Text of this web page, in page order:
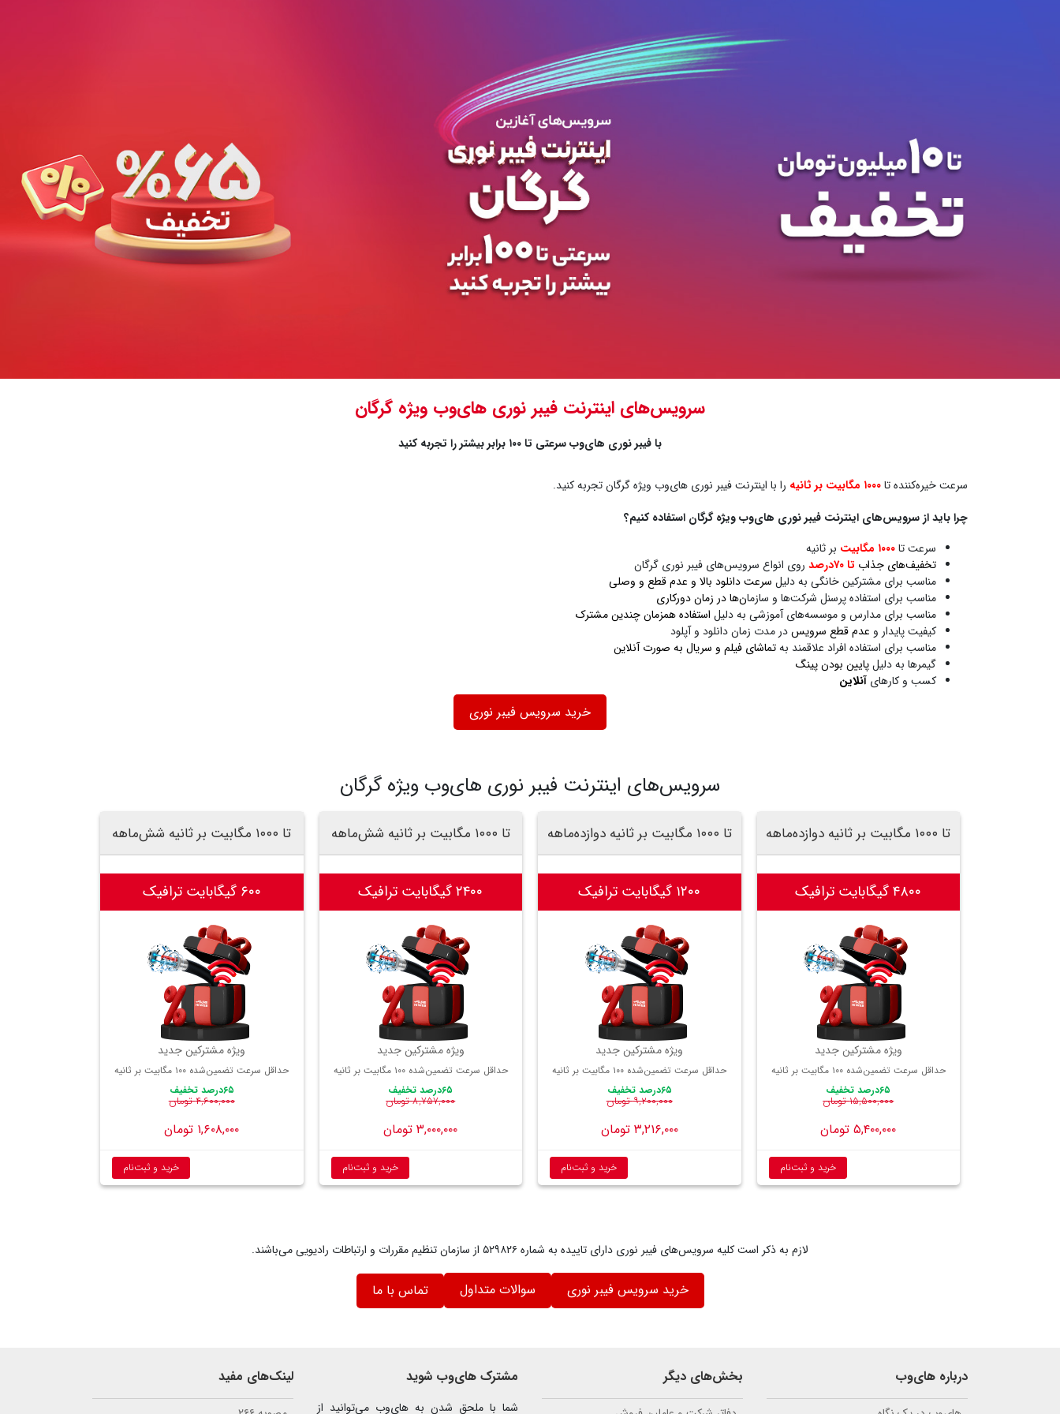
سرویس‌های اینترنت فیبر نوری های‌وب ویژه گرگان
با فیبر نوری های‌وب سرعتی تا ۱۰۰ برابر بیشتر را تجربه کنید
سرعت خیره‌کننده تا۱۰۰۰ مگابیت بر ثانیه
را با اینترنت فیبر نوری های‌وب ویژه گرگان تجربه کنید.
چرا باید از سرویس‌های اینترنت فیبر نوری های‌وب ویژه گرگان استفاده کنیم؟
سرعت تا۱۰۰۰ مگابیت
بر ثانیه
تخفیف‌های جذاب تا ۷۰درصد
روی انواع سرویس‌های فیبر نوری گرگان
مناسب برای مشترکین خانگی به دلیل سرعت دانلود بالا و عدم قطع و وصلی
مناسب برای استفاده پرسنل شرکت‌ها و سازمان‌ها در زمان دورکاری
مناسب برای مدارس و موسسه‌های آموزشی به دلیل استفاده همزمان چندین مشترک
کیفیت پایدار و عدم قطع سرویسدر مدت زمان دانلود و آپلود
مناسب برای استفاده افراد علاقمند بهتماشای فیلم و سریال به صورت آنلاین
گیمرها به دلیلپایین بودن پینگ
کسب و کارهای آنلاین
خرید سرویس فیبر نوری
سرویس‌های اینترنت فیبر نوری های‌وب ویژه گرگان
تا ۱۰۰۰ مگابیت بر ثانیه دوازده‌ماهه
۴۸۰۰ گیگابایت ترافیک
ویژه مشترکین جدید
حداقل سرعت تضمین‌شده ۱۰۰ مگابیت بر ثانیه
۶۵درصد تخفیف
۱۵,۵۰۰,۰۰۰ تومان
۵,۴۰۰,۰۰۰ تومان
خرید و ثبت‌نام
تا ۱۰۰۰ مگابیت بر ثانیه دوازده‌ماهه
۱۲۰۰ گیگابایت ترافیک
ویژه مشترکین جدید
حداقل سرعت تضمین‌شده ۱۰۰ مگابیت بر ثانیه
۶۵درصد تخفیف
۹,۲۰۰,۰۰۰ تومان
۳,۲۱۶,۰۰۰ تومان
خرید و ثبت‌نام
تا ۱۰۰۰ مگابیت بر ثانیه شش‌ماهه
۲۴۰۰ گیگابایت ترافیک
ویژه مشترکین جدید
حداقل سرعت تضمین‌شده ۱۰۰ مگابیت بر ثانیه
۶۵درصد تخفیف
۸,۷۵۷,۰۰۰ تومان
۳,۰۰۰,۰۰۰ تومان
خرید و ثبت‌نام
تا ۱۰۰۰ مگابیت بر ثانیه شش‌ماهه
۶۰۰ گیگابایت ترافیک
ویژه مشترکین جدید
حداقل سرعت تضمین‌شده ۱۰۰ مگابیت بر ثانیه
۶۵درصد تخفیف
۴,۶۰۰,۰۰۰ تومان
۱,۶۰۸,۰۰۰ تومان
خرید و ثبت‌نام
لازم به ذکر است کلیه سرویس‌های فیبر نوری دارای تاییده به شماره ۵۲۹۸۲۶ از سازمان تنظیم مقررات و ارتباطات رادیویی می‌باشند.
خرید سرویس فیبر نوری سوالات متداول تماس با ما
درباره های‌وب بخش‌های دیگر مشترک های‌وب شوید
شما با ملحق شدن به های‌وب می‌توانید از
لینک‌های مفید